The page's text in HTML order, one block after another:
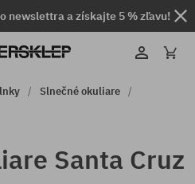
newslettra a získajte 5 % zľavu!
Slnečné okuliare
Santa Cruz